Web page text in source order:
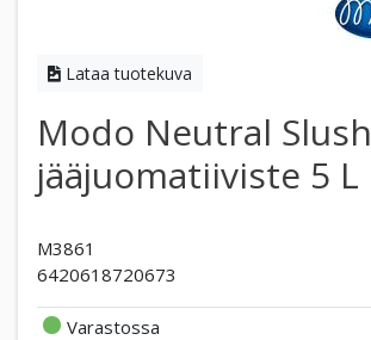
Lataa tuotekuva
Modo Neutral Slush
jääjuomatiiviste 5 L
M3861
6420618720673
Varastossa